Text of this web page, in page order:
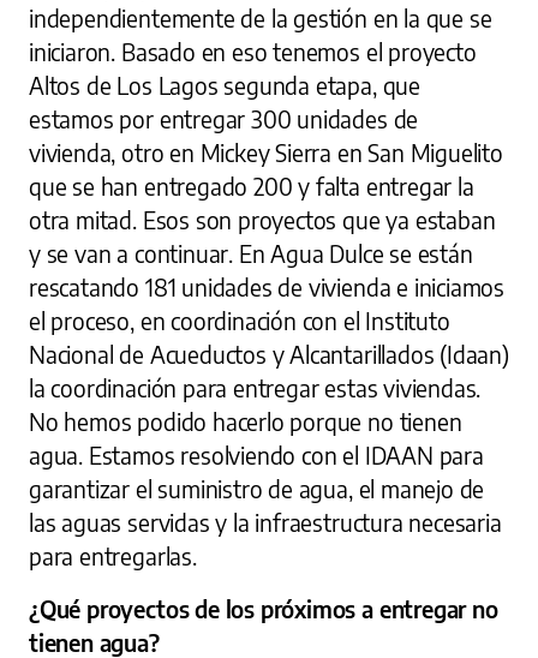
independientemente de la gestión en la que se
iniciaron. Basado en eso tenemos el proyecto
Altos de Los Lagos segunda etapa, que
estamos por entregar 300 unidades de
vivienda, otro en Mickey Sierra en San Miguelito
que se han entregado 200 y falta entregar la
otra mitad. Esos son proyectos que ya estaban
y se van a continuar. En Agua Dulce se están
rescatando 181 unidades de vivienda e iniciamos
el proceso, en coordinación con el Instituto
Nacional de Acueductos y Alcantarillados (Idaan)
la coordinación para entregar estas viviendas.
No hemos podido hacerlo porque no tienen
agua. Estamos resolviendo con el IDAAN para
garantizar el suministro de agua, el manejo de
las aguas servidas y la infraestructura necesaria
para entregarlas.
¿Qué proyectos de los próximos a entregar no
tienen agua?